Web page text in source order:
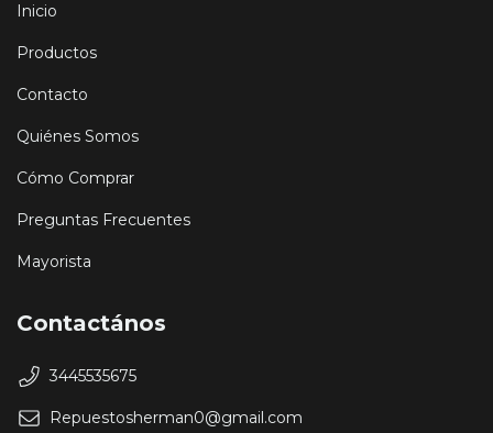
Inicio
Productos
Contacto
Quiénes Somos
Cómo Comprar
Preguntas Frecuentes
Mayorista
Contactános
3445535675
Repuestosherman0@gmail.com